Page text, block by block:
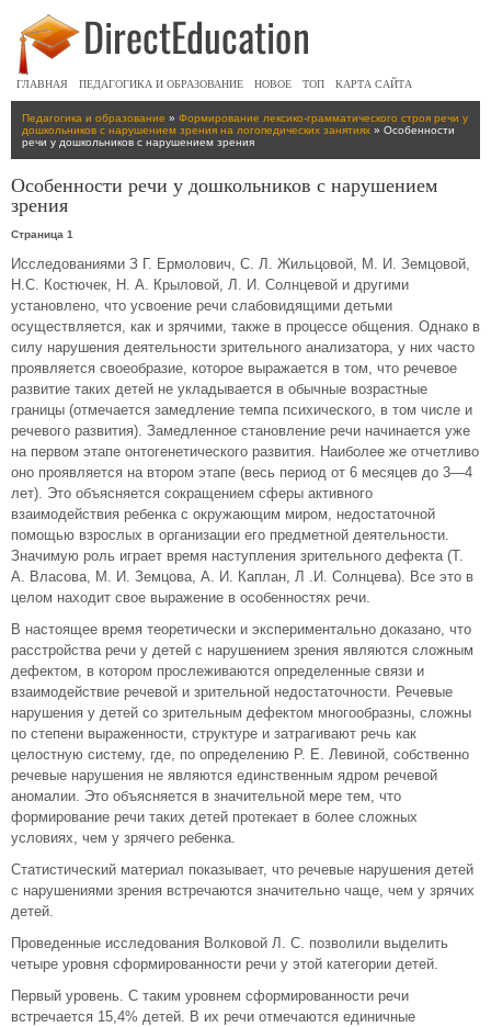
ГЛАВНАЯ ПЕДАГОГИКА И ОБРАЗОВАНИЕ НОВОЕ ТОП КАРТА САЙТА
Педагогика и образование » Формирование лексико-грамматического строя речи у
дошкольников с нарушением зрения на логопедических занятиях » Особенности
речи у дошкольников с нарушением зрения
Особенности речи у дошкольников с нарушением
зрения
Страница 1
Исследованиями З Г. Ермолович, С. Л. Жильцовой, М. И. Земцовой,
Н.С. Костючек, Н. А. Крыловой, Л. И. Солнцевой и другими
установлено, что усвоение речи слабовидящими детьми
осуществляется, как и зрячими, также в процессе общения. Однако в
силу нарушения деятельности зрительного анализатора, у них часто
проявляется своеобразие, которое выражается в том, что речевое
развитие таких детей не укладывается в обычные возрастные
границы (отмечается замедление темпа психического, в том числе и
речевого развития). Замедленное становление речи начинается уже
на первом этапе онтогенетического развития. Наиболее же отчетливо
оно проявляется на втором этапе (весь период от 6 месяцев до 3—4
лет). Это объясняется сокращением сферы активного
взаимодействия ребенка с окружающим миром, недостаточной
помощью взрослых в организации его предметной деятельности.
Значимую роль играет время наступления зрительного дефекта (Т.
А. Власова, М. И. Земцова, А. И. Каплан, Л .И. Солнцева). Все это в
целом находит свое выражение в особенностях речи.
В настоящее время теоретически и экспериментально доказано, что
расстройства речи у детей с нарушением зрения являются сложным
дефектом, в котором прослеживаются определенные связи и
взаимодействие речевой и зрительной недостаточности. Речевые
нарушения у детей со зрительным дефектом многообразны, сложны
по степени выраженности, структуре и затрагивают речь как
целостную систему, где, по определению Р. Е. Левиной, собственно
речевые нарушения не являются единственным ядром речевой
аномалии. Это объясняется в значительной мере тем, что
формирование речи таких детей протекает в более сложных
условиях, чем у зрячего ребенка.
Статистический материал показывает, что речевые нарушения детей
с нарушениями зрения встречаются значительно чаще, чем у зрячих
детей.
Проведенные исследования Волковой Л. С. позволили выделить
четыре уровня сформированности речи у этой категории детей.
Первый уровень. С таким уровнем сформированности речи
встречается 15,4% детей. В их речи отмечаются единичные